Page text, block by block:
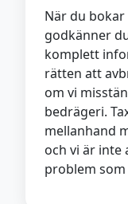
När du bokar
godkänner
komplett
rätten att
om vi
bedrägeri.
mellanhand
och vi är inte
problem